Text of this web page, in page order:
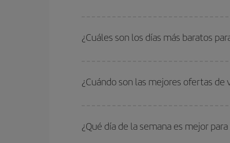
fechas y horarios de ida y vuelta.
¿Cuáles son los días más baratos
quieres ir y en qué fechas habías pensado
para que puedas encontrar la mejor oferta.
¿Cuándo son las mejores ofertas
periodos de vacaciones escolares son
precios encontrarás.
¿Qué día de la semana es mejor